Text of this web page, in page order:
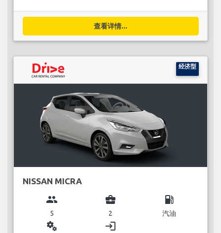
查看详情...
经济型
NISSAN MICRA
group
5
business_center
2
local_gas_station
汽油
miscellaneous_services login